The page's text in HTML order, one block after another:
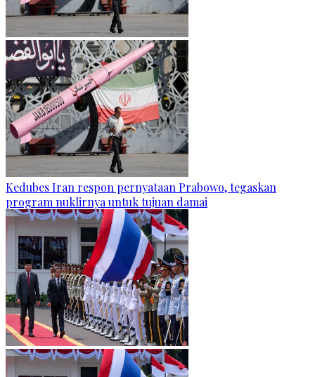
Kedubes Iran respon pernyataan Prabowo, tegaskan
program nuklirnya untuk tujuan damai